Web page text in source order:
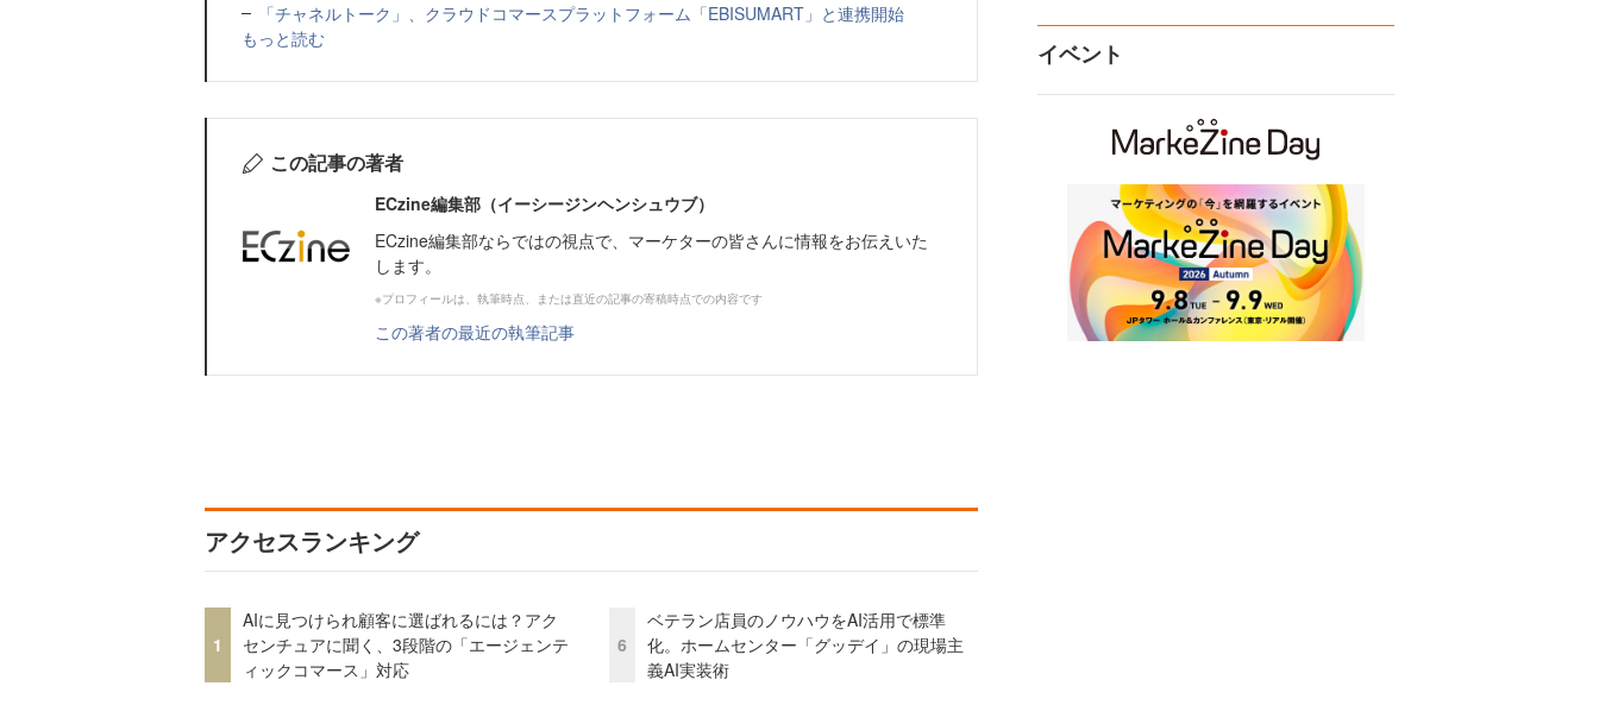
「チャネルトーク」、クラウドコマースプラットフォーム「EBISUMART」と連携開始
もっと読む
この記事の著者
ECzine編集部（イーシージンヘンシュウブ）
ECzine編集部ならではの視点で、マーケターの皆さんに情報をお伝えいた
します。
※プロフィールは、執筆時点、または直近の記事の寄稿時点での内容です
この著者の最近の執筆記事
アクセスランキング
1
AIに見つけられ顧客に選ばれるには？アク
センチュアに聞く、3段階の「エージェンテ
ィックコマース」対応
6
ベテラン店員のノウハウをAI活用で標準
化。ホームセンター「グッデイ」の現場主
義AI実装術
イベント